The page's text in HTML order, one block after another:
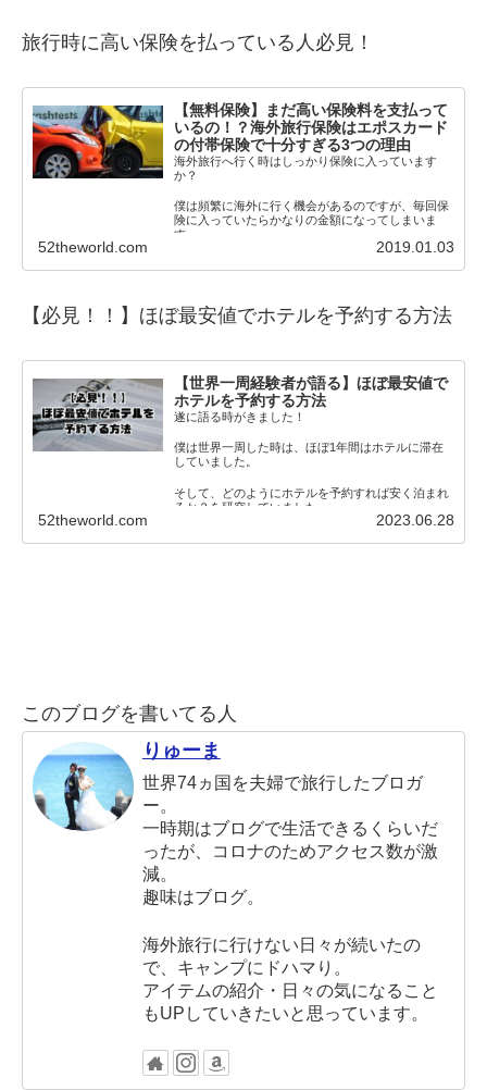
旅行時に高い保険を払っている人必見！
【無料保険】まだ高い保険料を支払って
いるの！？海外旅行保険はエポスカード
の付帯保険で十分すぎる3つの理由
海外旅行へ行く時はしっかり保険に入っています
か？
僕は頻繁に海外に行く機会があるのですが、毎回保
険に入っていたらかなりの金額になってしまいま
す。
52theworld.com 2019.01.03
【必見！！】 ほぼ最安値でホテルを予約する方法
【世界一周経験者が語る】ほぼ最安値で
ホテルを予約する方法
遂に語る時がきました！
僕は世界一周した時は、ほぼ1年間はホテルに滞在
していました。
そして、どのようにホテルを予約すれば安く泊まれ
るか？を研究していました。
52theworld.com 2023.06.28
このブログを書いてる人
りゅーま
世界74ヵ国を夫婦で旅行したブロガ
ー。
一時期はブログで生活できるくらいだ
ったが、コロナのためアクセス数が激
減。
趣味はブログ。
海外旅行に行けない日々が続いたの
で、キャンプにドハマり。
アイテムの紹介・日々の気になること
もUPしていきたいと思っています。